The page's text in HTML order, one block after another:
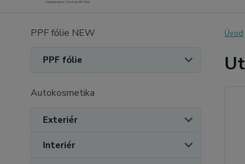
PPF fólie NEW
PPF fólie
Autokosmetika
Exteriér
Interiér
Úvod